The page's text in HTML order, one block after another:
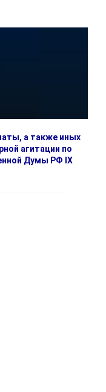
а также иных
агитации по
Думы РФ IX